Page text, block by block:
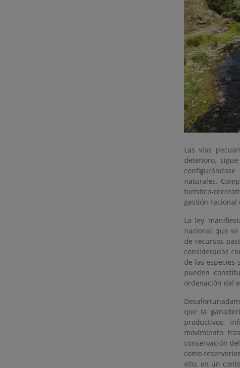
Las vías
deterioro,
configurándose
naturales.
turístico-
gestión racional
La ley
nacional que
de recursos
consideradas
de las especies
pueden
ordenación del
que la
productivos,
movimiento
conservación
como
ello, en un